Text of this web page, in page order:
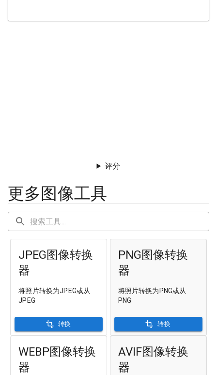
评分
更多图像工具
JPEG图像转换
器
将照片转换为JPEG或从
JPEG
转换
PNG图像转换
器
将照片转换为PNG或从
PNG
转换
WEBP图像转换
器
AVIF图像转换
器